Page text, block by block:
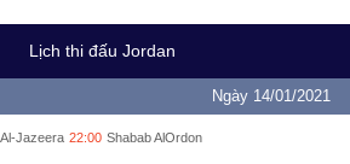
Lịch thi đấu Jordan
Ngày 14/01/2021
Al-Jazeera 22:00 Shabab AlOrdon